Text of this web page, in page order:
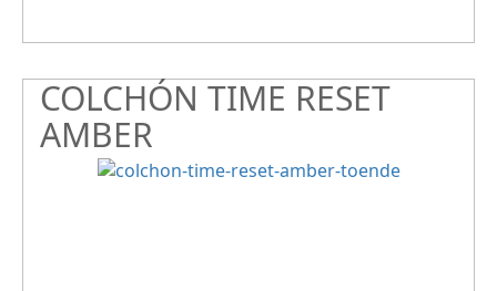
COLCHÓN TIME RESET
AMBER